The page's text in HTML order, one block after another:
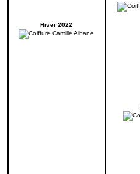
Hiver 2022